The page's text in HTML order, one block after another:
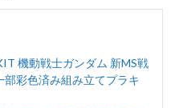
機動戦士ガンダム 新MS戦
彩色済み組み立てプラキ